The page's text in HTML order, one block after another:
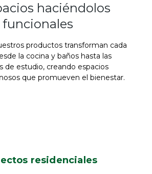
haciéndolos
productos transforman cada
la cocina y baños hasta las
de estudio, creando espacios
que promueven el bienestar.
residenciales